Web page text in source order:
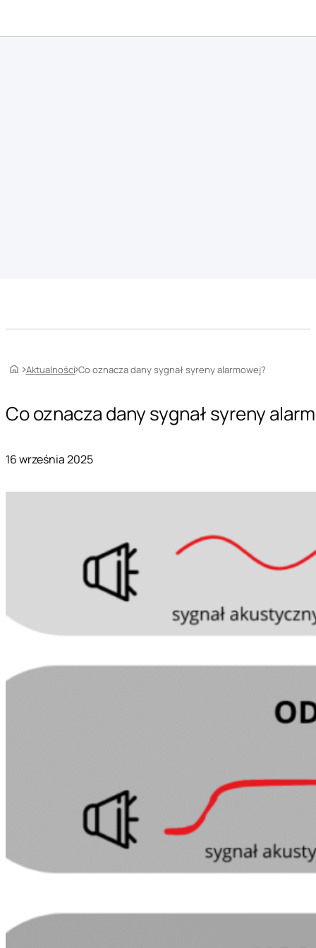
Aktualności Co oznacza dany sygnał syreny alarmowej?
Co oznacza dany sygnał syreny
16 września 2025